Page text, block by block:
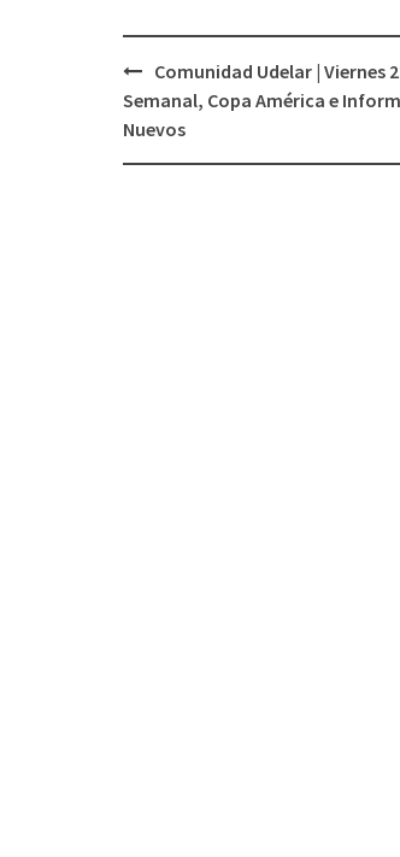
Navegación
de
Comunidad Udelar | Viernes
Semanal, Copa América e
Nuevos